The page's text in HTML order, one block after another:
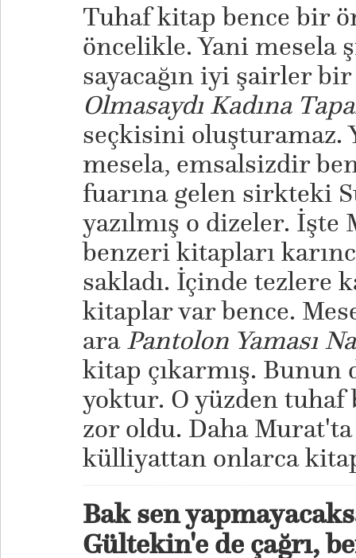
Tuhaf kitap bence bir
öncelikle. Yani mesela
sayacağın iyi şairler
Olmasaydı Kadına
seçkisini oluşturamaz.
mesela, emsalsizdir
fuarına gelen sirkteki
yazılmış o dizeler.
benzeri kitapları
sakladı. İçinde tezlere
kitaplar var bence.
araPantolon Yaması
kitap çıkarmış. Bunun
yoktur. O yüzden tuhaf
zor oldu. Daha
külliyattan onlarca
Bak sen
Gültekin'e de çağrı,